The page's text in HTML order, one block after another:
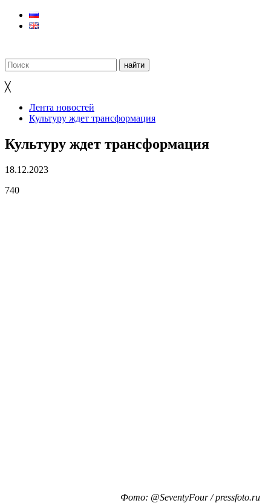
╳
Лента новостей
Культуру ждет трансформация
Культуру ждет трансформация
18.12.2023
740
Фото: @SeventyFour / pressfoto.ru